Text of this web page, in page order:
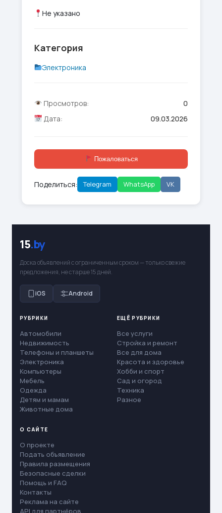
Не указано
Категория
Электроника
Просмотров:
0
Дата:
09.03.2026
Пожаловаться
Поделиться: Telegram WhatsApp VK
15.by
Доска объявлений с ограниченным сроком — только свежие
предложения, не старше 15 дней.
iOS Android
РУБРИКИ
Автомобили
Недвижимость
Телефоны и планшеты
Электроника
Компьютеры
Мебель
Одежда
Детям и мамам
Животные дома
ЕЩЁ РУБРИКИ
Все услуги
Стройка и ремонт
Все для дома
Красота и здоровье
Хобби и спорт
Сад и огород
Техника
Разное
О САЙТЕ
О проекте
Подать объявление
Правила размещения
Безопасные сделки
Помощь и FAQ
Контакты
Реклама на сайте
API для партнёров